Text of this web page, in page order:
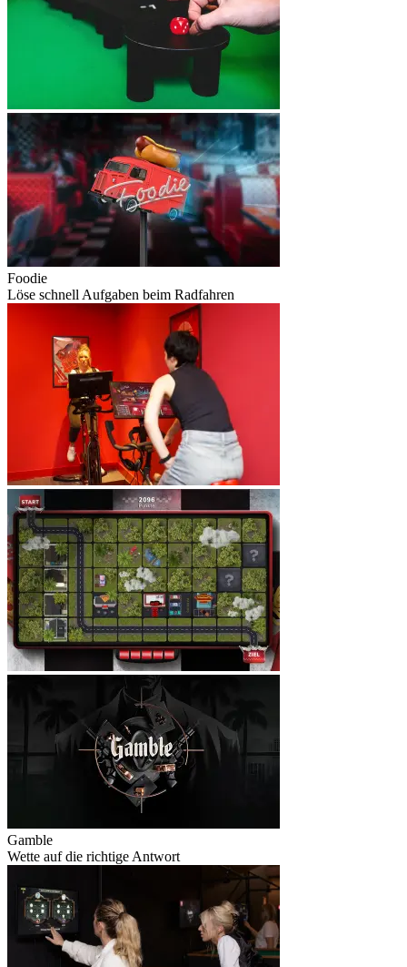
Foodie
Löse schnell Aufgaben beim Radfahren
Gamble
Wette auf die richtige Antwort